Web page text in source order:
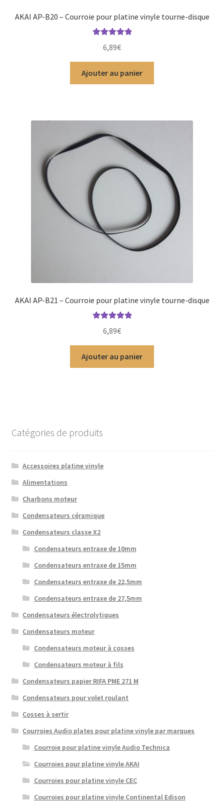
AKAI AP-B20 – Courroie pour platine vinyle tourne-disque
6,89€
Ajouter au panier
AKAI AP-B21 – Courroie pour platine vinyle tourne-disque
6,89€
Ajouter au panier
Catégories de produits
Accessoires platine vinyle
Alimentations
Charbons moteur
Condensateurs céramique
Condensateurs classe X2
Condensateurs entraxe de 10mm
Condensateurs entraxe de 15mm
Condensateurs entraxe de 22,5mm
Condensateurs entraxe de 27,5mm
Condensateurs électrolytiques
Condensateurs moteur
Condensateurs moteur à cosses
Condensateurs moteur à fils
Condensateurs papier RIFA PME 271 M
Condensateurs pour volet roulant
Cosses à sertir
Courroies Audio plates pour platine vinyle par marques
Courroie pour platine vinyle Audio Technica
Courroies pour platine vinyle AKAI
Courroies pour platine vinyle CEC
Courroies pour platine vinyle Continental Edison